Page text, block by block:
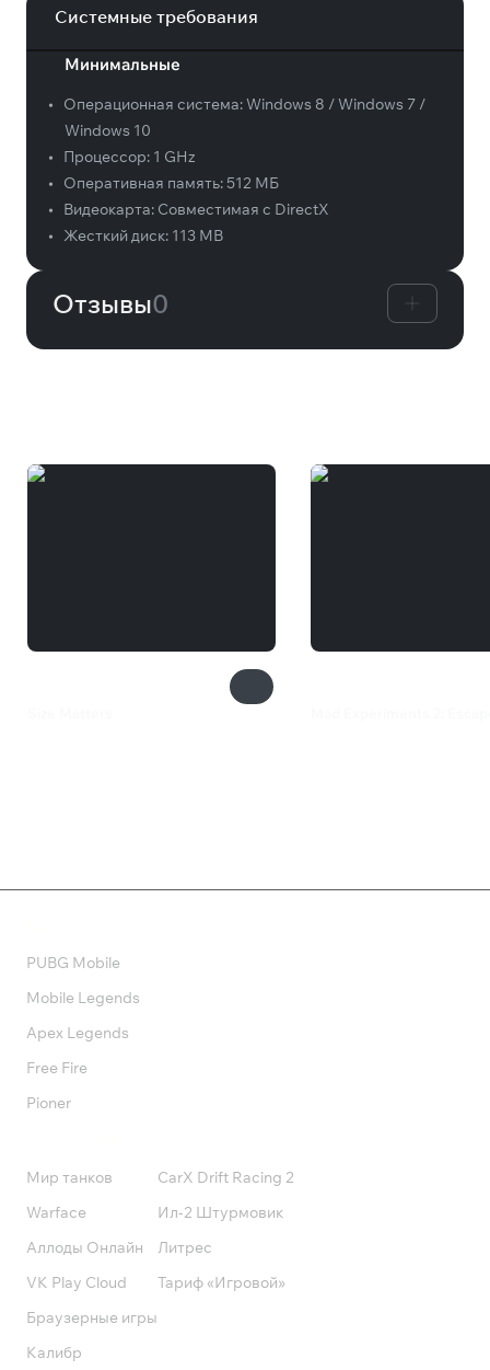
Системные требования
Минимальные
• Операционная система:Windows 8 / Windows 7 /
Windows 10
•
Процессор: 1 GHz
•
Оперативная память: 512 МБ
•
Видеокарта: Совместимая с DirectX
•
Жесткий диск: 113 MB
Отзывы0
PUBG Mobile
Mobile Legends
Apex Legends
Free Fire
Pioner
Мир танков
Warface
Аллоды Онлайн
VK Play Cloud
Браузерные игры
Калибр
CarX Drift Racing 2
Ил-2 Штурмовик
Литрес
Тариф «Игровой»